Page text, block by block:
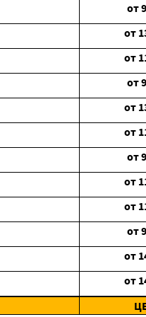
от
от
от
от
от
от
от
от
от
от
от
от